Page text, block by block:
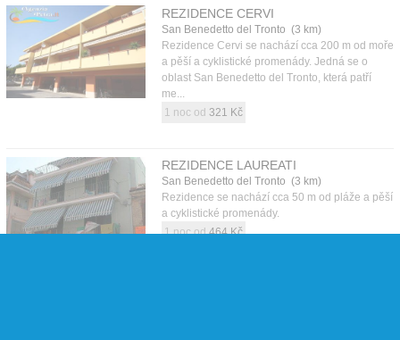
REZIDENCE CERVI
San Benedetto del Tronto (3 km)
Rezidence Cervi se nachází cca 200 m od moře
a pěší a cyklistické promenády. Jedná se o
oblast San Benedetto del Tronto, která patří
me...
1 noc od 321 Kč
REZIDENCE LAUREATI
San Benedetto del Tronto (3 km)
Rezidence se nachází cca 50 m od pláže a pěší
a cyklistické promenády.
1 noc od464 Kč